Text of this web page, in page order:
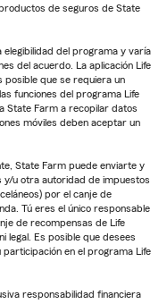
de seguros de State
elegibilidad del programa y varía
del acuerdo. La aplicación Life
posible que se requiera un
funciones del programa Life
State Farm a recopilar datos
móviles deben aceptar un
State Farm puede enviarte y
u otra autoridad de impuestos
por el canje de
Tú eres el único responsable
de recompensas de Life
legal. Es posible que desees
en el programa Life
responsabilidad financiera